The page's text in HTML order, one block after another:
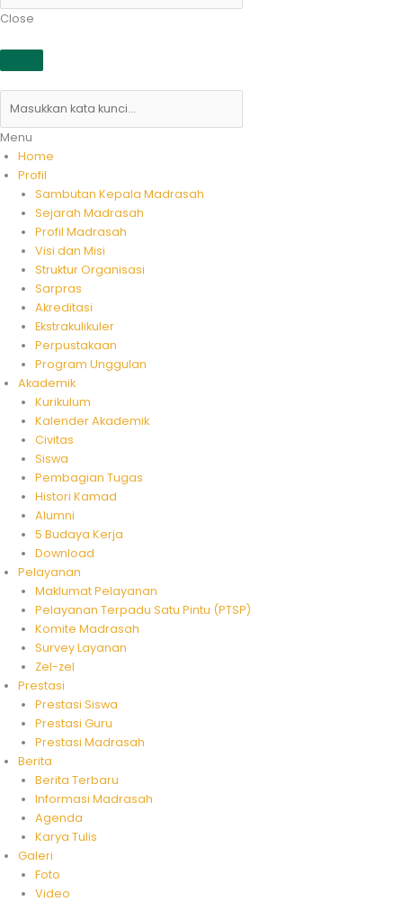
Close
Menu
Home
Profil
Sambutan Kepala Madrasah
Sejarah Madrasah
Profil Madrasah
Visi dan Misi
Struktur Organisasi
Sarpras
Akreditasi
Ekstrakulikuler
Perpustakaan
Program Unggulan
Akademik
Kurikulum
Kalender Akademik
Civitas
Siswa
Pembagian Tugas
Histori Kamad
Alumni
5 Budaya Kerja
Download
Pelayanan
Maklumat Pelayanan
Pelayanan Terpadu Satu Pintu (PTSP)
Komite Madrasah
Survey Layanan
Zel-zel
Prestasi
Prestasi Siswa
Prestasi Guru
Prestasi Madrasah
Berita
Berita Terbaru
Informasi Madrasah
Agenda
Karya Tulis
Galeri
Foto
Video